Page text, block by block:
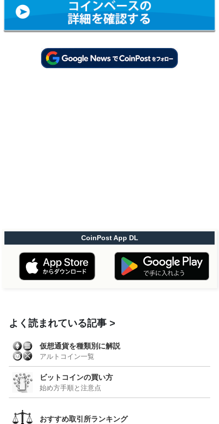
CoinPost App DL
よく読まれている記事
仮想通貨を種類別に解説
アルトコイン一覧
ビットコインの買い方
始め方手順と注意点
おすすめ取引所ランキング